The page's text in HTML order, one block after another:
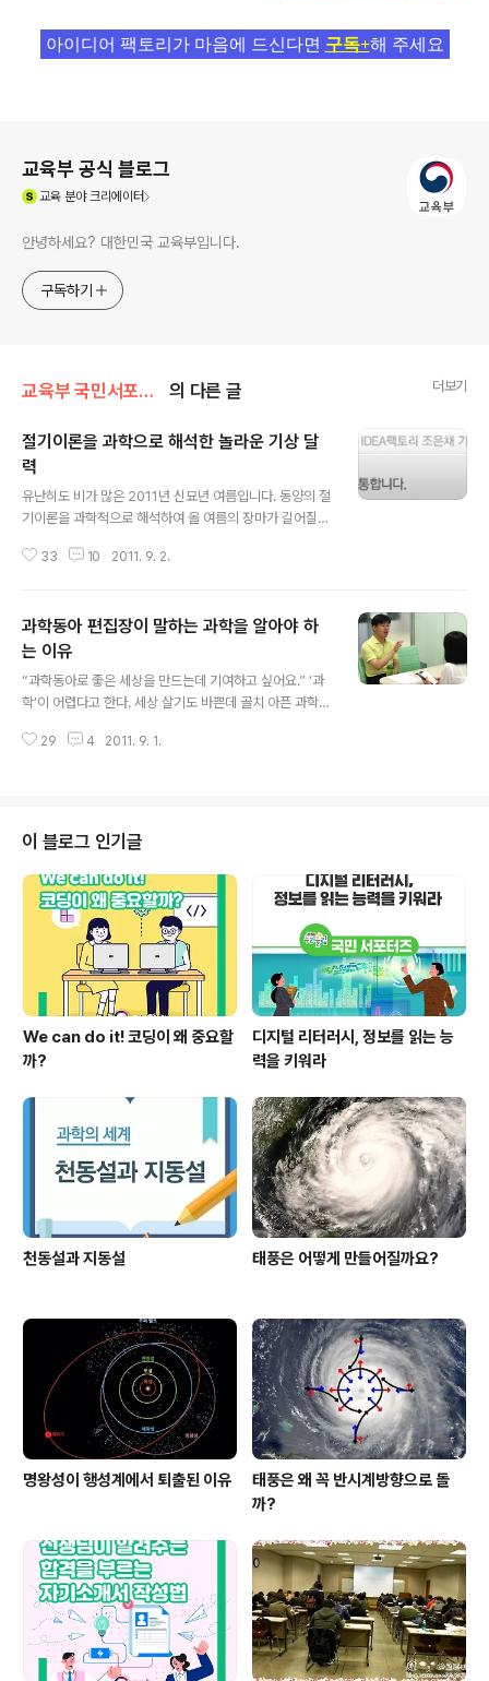
아이디어 팩토리가 마음에 드신다면 구독+해 주세요
교육부 공식 블로그
교육분야 크리에이터
안녕하세요? 대한민국 교육부입니다.
구독하기
교육부 국민서포터즈 의 다른 글 더보기
절기이론을 과학으로 해석한 놀라운 기상 달
력
유난히도 비가 많은 2011년 신묘년 여름입니다. 동양의 절
기이론을 과학적으로 해석하여 올 여름의 장마가 길어질
만나보았습니다. 교수님께서 보여주신 2011년 기상 예측
☞ 6월 장마는 8월 13일까지 늦은 장마 ☞ 12월 서해안
폭설 가능성 ☞ 구제역이나 조류독감과 가축의 질병이 우
려됨 인터뷰 요청을 드렸을 때 내용이 쉽지 않을 터인데 그
래도 시도를 해볼 생각이면 연구실로 찾아오라고 하셨고,
지만 열심히 공부하고 찾아뵈었습니다. 여러번 자료를 읽
33 10 2011. 9. 2.
과학동아 편집장이 말하는 과학을 알아야 하
는 이유
“과학동아로 좋은 세상을 만드는데 기여하고 싶어요.” ‘과
학’이 어렵다고 한다. 세상 살기도 바쁜데 골치 아픈 과학
활은 과학으로 가득 차 있다. 항상 들고 다니는 스마트폰을
전선에서 고군분투하고 있는 ‘과학동아’의 김상연 편집장
을 8월 19일 서울 충정로에 있는 동아사이언스 회의실에
서 만나 직접 물어봤다. 과학을 왜 알아야 하는지, 과학기자
의 역할은 무엇인지. 김상연 편집장은 “과학을 알면 사회에
서 할 수 있는 일이 많아진다”고 말했다. 1. 기자의 길 Q1.
포스텍(포항공대)에..
29 4 2011. 9. 1.
이 블로그 인기글
We can do it! 코딩이 왜 중요할
까?
디지털 리터러시, 정보를 읽는 능
력을 키워라
천동설과 지동설 태풍은 어떻게 만들어질까요?
명왕성이 행성계에서 퇴출된 이유
태풍은 왜 꼭 반시계방향으로 돌
까?